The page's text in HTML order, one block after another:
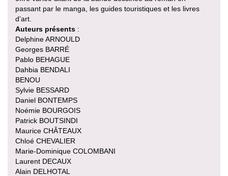
passant par le manga, les guides touristiques et les livres
d’art.
Auteurs présents :
Delphine ARNOULD
Georges BARRÉ
Pablo BEHAGUE
Dahbia BENDALI
BENOU
Sylvie BESSARD
Daniel BONTEMPS
Noémie BOURGOIS
Patrick BOUTSINDI
Maurice CHÂTEAUX
Chloé CHEVALIER
Marie-Dominique COLOMBANI
Laurent DECAUX
Alain DELHOTAL